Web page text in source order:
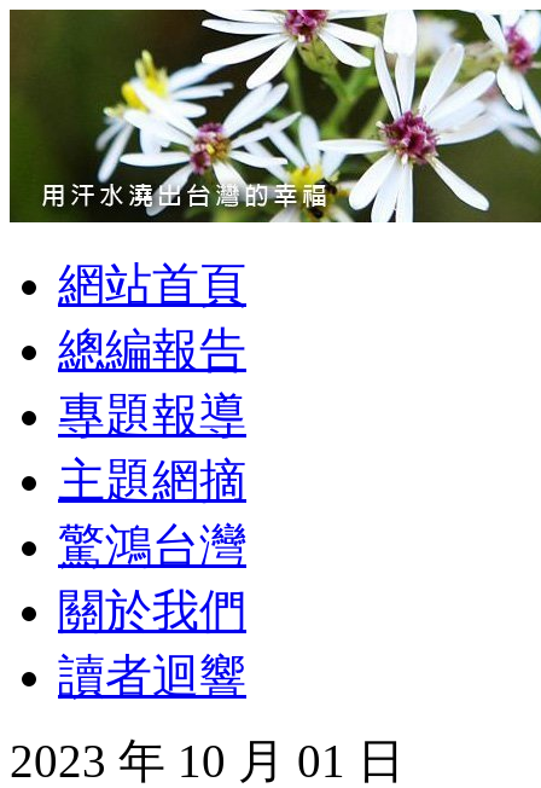
網站首頁
總編報告
專題報導
主題網摘
驚鴻台灣
關於我們
讀者迴響
2023 年 10 月 01 日